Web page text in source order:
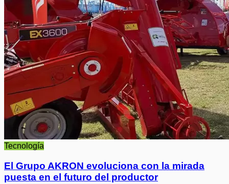
Tecnología
El Grupo AKRON evoluciona con la mirada
puesta en el futuro del productor